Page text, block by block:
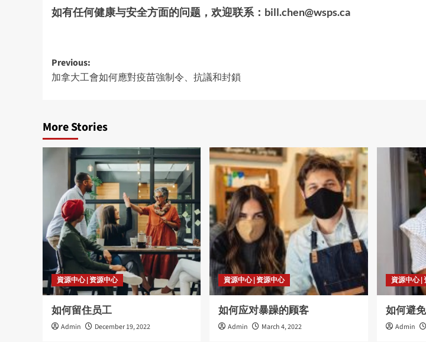
如有任何健康与安全方面的问题，欢迎联系： bill.chen@wsps.ca
Post
navigation
Previous:
加拿大工會如何應對疫苗強制令、抗議和封鎖
More Stories
資源中心 | 资源中心
如何留住员工
Admin December 19, 2022
資源中心 | 资源中心
如何应对暴躁的顾客
Admin March 4, 2022
資源中心 |
如何避
Admin